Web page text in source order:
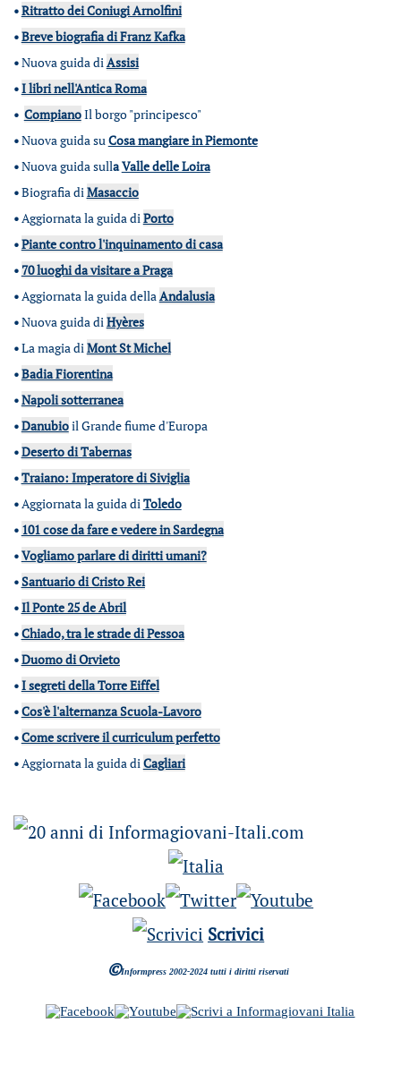
•Ritratto dei Coniugi Arnolfini
•Breve biografia di Franz Kafka
•Nuova guida diAssisi
•I libri nell'Antica Roma
• CompianoIl borgo "principesco"
•Nuova guida suCosa mangiare in Piemonte
•Nuova guida sullaValle delle Loira
•Biografia diMasaccio
•Aggiornata la guida diPorto
•Piante contro l'inquinamento di casa
• 70 luoghi da visitare a Praga
•Aggiornata la guida dellaAndalusia
•Nuova guida diHyères
•La magia diMont St Michel
•Badia Fiorentina
•Napoli sotterranea
•Danubioil Grande fiume d'Europa
•Deserto di Tabernas
•Traiano: Imperatore di Siviglia
•Aggiornata la guida diToledo
• 101 cose da fare e vedere in Sardegna
•Vogliamo parlare di diritti umani?
•Santuario di Cristo Rei
•Il Ponte 25 de Abril
•Chiado, tra le strade di Pessoa
•Duomo di Orvieto
•I segreti della Torre Eiffel
•Cos'è l'alternanza Scuola-Lavoro
•Come scrivere il curriculum perfetto
•Aggiornata la guida diCagliari
Scrivici
©Informpress 2002-2024 tutti i diritti riservati